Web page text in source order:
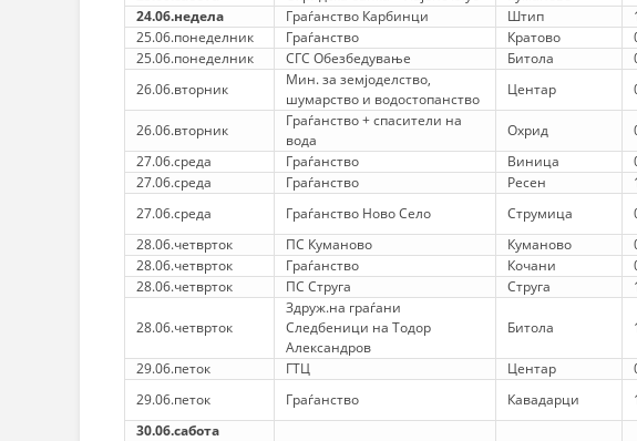
24.06.недела
Граѓанство Карбинци Штип
25.06.понеделник
Граѓанство Кратово
25.06.понеделник
СГС Обезбедување Битола
26.06.вторник
Мин. за земјоделство,
шумарство и водостопанство
Центар
26.06.вторник
Граѓанство + спасители на
вода
Охрид
27.06.среда
Граѓанство Виница
27.06.среда
Граѓанство Ресен
27.06.среда
Граѓанство Ново Село Струмица
28.06.четврток
ПС Куманово Куманово
28.06.четврток
Граѓанство Кочани
28.06.четврток
ПС Струга Струга
28.06.четврток
Здруж.на граѓани
Следбеници на Тодор
Александров
Битола
29.06.петок ГТЦ Центар
29.06.петок
Граѓанство Кавадарци
30.06.сабота